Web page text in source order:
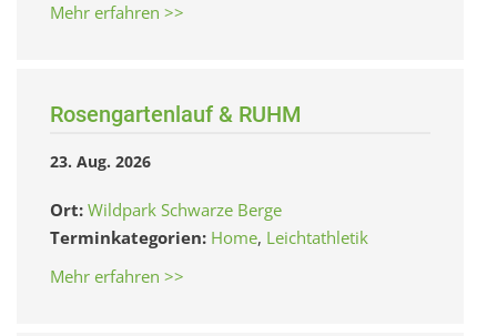
Mehr erfahren >>
Rosengartenlauf & RUHM
23. Aug. 2026
Ort: Wildpark Schwarze Berge
Terminkategorien: Home, Leichtathletik
Mehr erfahren >>